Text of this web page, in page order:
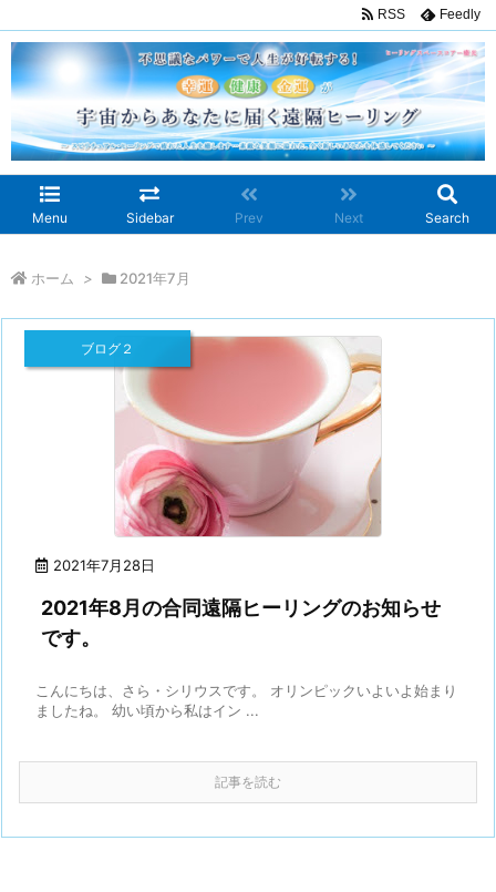
Menu Sidebar Prev Next Search
RSS Feedly
ホーム > 2021年7月
2021年7月28日
ブログ２
2021年8月の合同遠隔ヒーリングのお知らせ
です。
こんにちは、さら・シリウスです。 オリンピックいよいよ始まり
ましたね。 幼い頃から私はイン ...
記事を読む